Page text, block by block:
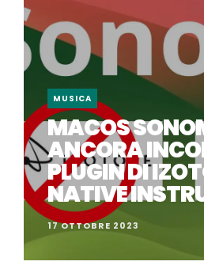
MUSICA
MACOS
ANCORA
PLUGIN DI
NATIVE
17 OTTOBRE 2023